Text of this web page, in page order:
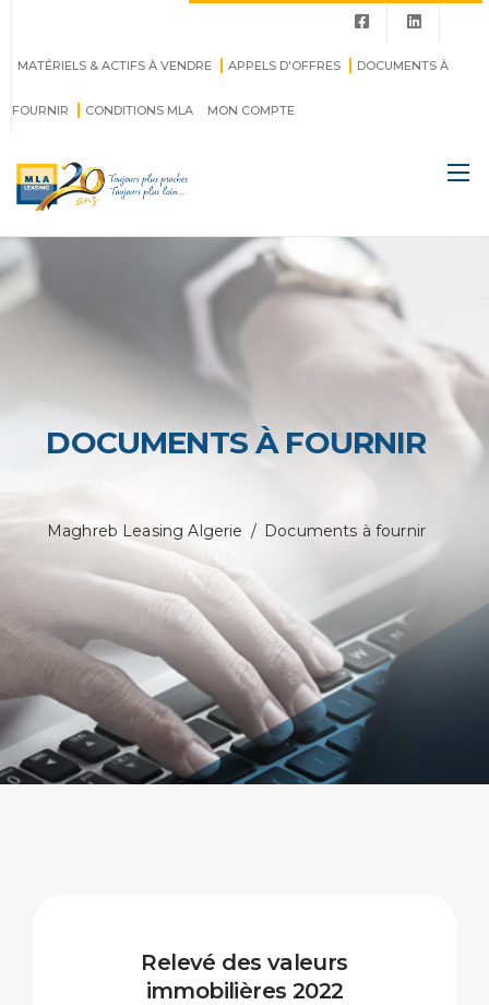
MATÉRIELS & ACTIFS À VENDRE APPELS D'OFFRES DOCUMENTS À
FOURNIR CONDITIONS MLA MON COMPTE
DOCUMENTS À FOURNIR
Maghreb Leasing Algerie / Documents à fournir
Relevé des valeurs
immobilières 2022